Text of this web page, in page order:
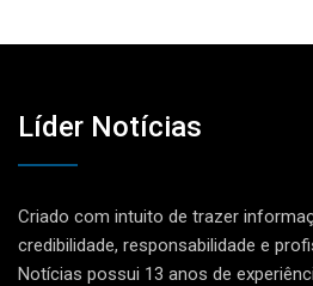
Líder Notícias
Criado com intuito de trazer
credibilidade, responsabilidade e
Notícias possui 13 anos de